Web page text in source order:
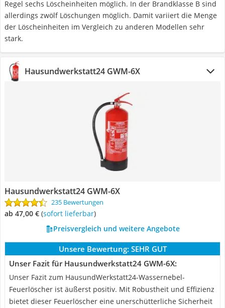
Regel sechs Löscheinheiten möglich. In der Brandklasse B sind
allerdings zwölf Löschungen möglich. Damit variiert die Menge
der Löscheinheiten im Vergleich zu anderen Modellen sehr
stark.
Hausundwerkstatt24 GWM-6X
Hausundwerkstatt24 GWM-6X
235 Bewertungen
ab 47,00 € ( Sofort lieferbar)
Preisvergleich und weitere Angebote
Unsere Bewertung: SEHR GUT
Unser Fazit für Hausundwerkstatt24 GWM-6X:
Unser Fazit zum HausundWerkstatt24-Wassernebel-
Feuerlöscher ist äußerst positiv. Mit Robustheit und Effizienz
bietet dieser Feuerlöscher eine unerschütterliche Sicherheit